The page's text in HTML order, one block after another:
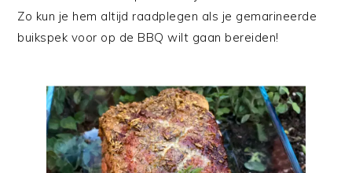
Zo kun je hem altijd raadplegen als je gemarineerde
buikspek voor op de BBQ wilt gaan bereiden!